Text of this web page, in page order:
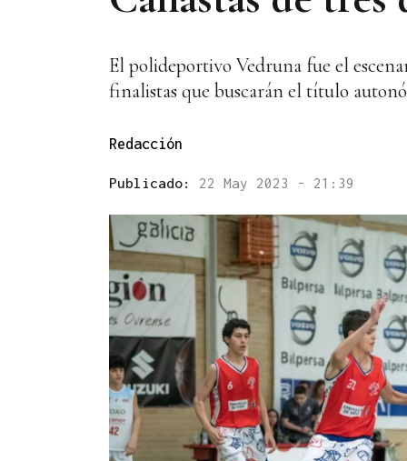
El polideportivo Vedruna fue el
finalistas que buscarán el título
Redacción
Publicado: 22 May 2023 - 21:39